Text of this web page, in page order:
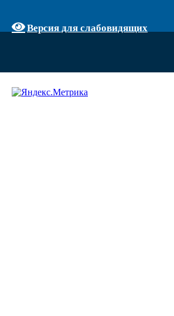
Версия для слабовидящих